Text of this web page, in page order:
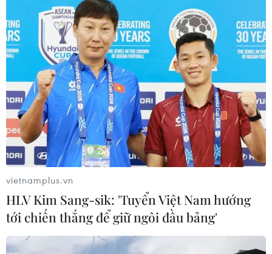
vietnamplus.vn
HLV Kim Sang-sik: 'Tuyển Việt Nam hướng
tới chiến thắng để giữ ngôi đầu bảng'